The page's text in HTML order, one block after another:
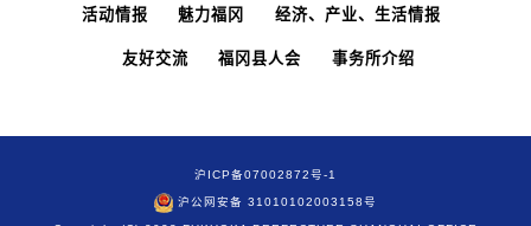
活动情报 魅力福冈 经济、产业、生活情报
友好交流 福冈县人会 事务所介绍
沪ICP备07002872号-1
沪公网安备 31010102003158号